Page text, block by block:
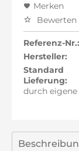
Merken
Bewerten
Referenz-Nr.:
Hersteller:
Standard
Lieferung:
durch